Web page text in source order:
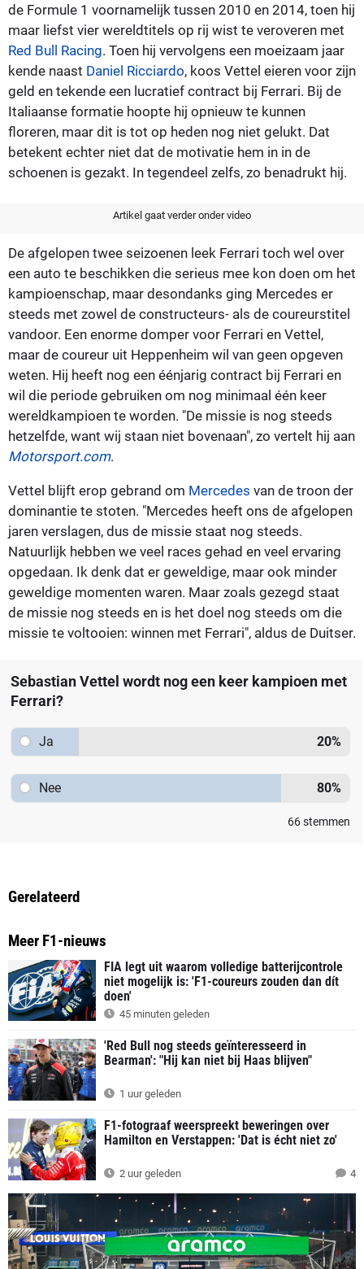
de Formule 1 voornamelijk tussen 2010 en 2014, toen hij
maar liefst vier wereldtitels op rij wist te veroveren met
Red Bull Racing. Toen hij vervolgens een moeizaam jaar
kende naast Daniel Ricciardo, koos Vettel eieren voor zijn
geld en tekende een lucratief contract bij Ferrari. Bij de
Italiaanse formatie hoopte hij opnieuw te kunnen
floreren, maar dit is tot op heden nog niet gelukt. Dat
betekent echter niet dat de motivatie hem in in de
schoenen is gezakt. In tegendeel zelfs, zo benadrukt hij.
Artikel gaat verder onder video
De afgelopen twee seizoenen leek Ferrari toch wel over
een auto te beschikken die serieus mee kon doen om het
kampioenschap, maar desondanks ging Mercedes er
steeds met zowel de constructeurs- als de coureurstitel
vandoor. Een enorme domper voor Ferrari en Vettel,
maar de coureur uit Heppenheim wil van geen opgeven
weten. Hij heeft nog een éénjarig contract bij Ferrari en
wil die periode gebruiken om nog minimaal één keer
wereldkampioen te worden. "De missie is nog steeds
hetzelfde, want wij staan niet bovenaan", zo vertelt hij aan
Motorsport.com.
Vettel blijft erop gebrand om Mercedes van de troon der
dominantie te stoten. "Mercedes heeft ons de afgelopen
jaren verslagen, dus de missie staat nog steeds.
Natuurlijk hebben we veel races gehad en veel ervaring
opgedaan. Ik denk dat er geweldige, maar ook minder
geweldige momenten waren. Maar zoals gezegd staat
de missie nog steeds en is het doel nog steeds om die
missie te voltooien: winnen met Ferrari", aldus de Duitser.
Sebastian Vettel wordt nog een keer kampioen met
Ferrari?
Ja 20%
Nee 80%
66stemmen
Gerelateerd
Meer F1-nieuws
FIA legt uit waarom volledige batterijcontrole
niet mogelijk is: 'F1-coureurs zouden dan dít
doen'
45 minuten geleden
'Red Bull nog steeds geïnteresseerd in
Bearman': "Hij kan niet bij Haas blijven"
1 uur geleden
F1-fotograaf weerspreekt beweringen over
Hamilton en Verstappen: 'Dat is écht niet zo'
2 uur geleden 4